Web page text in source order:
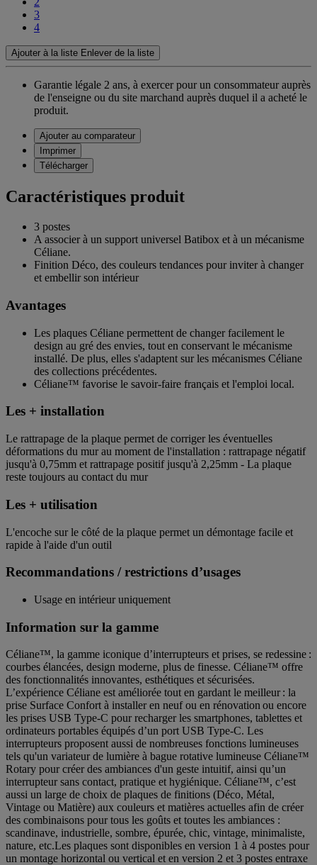
3
4
Ajouter à la liste Enlever de la liste
Garantie légale 2 ans, à exercer pour un consommateur auprès
de l'enseigne ou du site marchand auprès duquel il a acheté le
produit.
Ajouter au comparateur
Imprimer
Télécharger
Caractéristiques produit
3 postes
A associer à un support universel Batibox et à un mécanisme
Céliane.
Finition Déco, des couleurs tendances pour inviter à changer
et embellir son intérieur
Avantages
Les plaques Céliane permettent de changer facilement le
design au gré des envies, tout en conservant le mécanisme
installé. De plus, elles s'adaptent sur les mécanismes Céliane
des collections précédentes.
Céliane™ favorise le savoir-faire français et l'emploi local.
Les + installation
Le rattrapage de la plaque permet de corriger les éventuelles
déformations du mur au moment de l'installation : rattrapage négatif
jusqu'à 0,75mm et rattrapage positif jusqu'à 2,25mm - La plaque
reste toujours au contact du mur
Les + utilisation
L'encoche sur le côté de la plaque permet un démontage facile et
rapide à l'aide d'un outil
Recommandations / restrictions d’usages
Usage en intérieur uniquement
Information sur la gamme
Céliane™, la gamme iconique d’interrupteurs et prises, se redessine :
courbes élancées, design moderne, plus de finesse. Céliane™ offre
des fonctionnalités innovantes, esthétiques et sécurisées.
L’expérience Céliane est améliorée tout en gardant le meilleur : la
prise Surface Confort à installer en neuf ou en rénovation ou encore
les prises USB Type-C pour recharger les smartphones, tablettes et
ordinateurs portables équipés d’un port USB Type-C. Les
interrupteurs proposent aussi de nombreuses fonctions lumineuses
tels qu'un variateur de lumière à bague rotative lumineuse Céliane™
Rotary pour créer des ambiances d'un geste intuitif, ainsi qu’un
interrupteur sans contact, pratique et hygiénique. Céliane™, c’est
aussi un large de choix de plaques de finitions (Déco, Métal,
Vintage ou Matière) aux couleurs et matières actuelles afin de créer
des combinaisons pour tous les goûts et toutes les ambiances :
scandinave, industrielle, sombre, épurée, chic, vintage, minimaliste,
nature, etc.Les plaques sont disponibles en version 1 à 4 postes pour
un montage horizontal ou vertical et en version 2 et 3 postes entraxe